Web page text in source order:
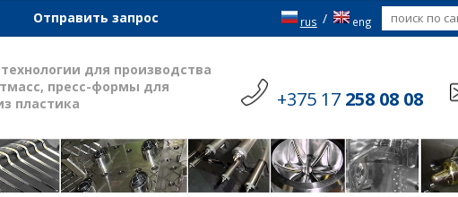
Отправить запрос rus / eng
для производства
пресс-формы для
пластика
+375 17 258 08 08